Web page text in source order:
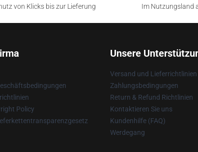
von Klicks bis zur Lieferung
Im Nutzungsland
Policy
Unsere
Versand und Lieferrichtlinien
Zahlungsbedingungen
Return & Refund Richtlinien
Kontaktieren Sie uns
Kundenhilfe (FAQ)
Werdegang